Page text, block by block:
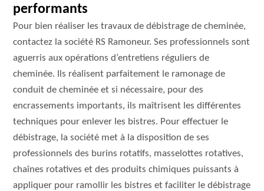
performants
Pour bien réaliser les travaux de débistrage de cheminée,
contactez la société RS Ramoneur. Ses professionnels sont
aguerris aux opérations d’entretiens réguliers de
cheminée. Ils réalisent parfaitement le ramonage de
conduit de cheminée et si nécessaire, pour des
encrassements importants, ils maîtrisent les différentes
techniques pour enlever les bistres. Pour effectuer le
débistrage, la société met à la disposition de ses
professionnels des burins rotatifs, masselottes rotatives,
chaînes rotatives et des produits chimiques puissants à
appliquer pour ramollir les bistres et faciliter le débistrage